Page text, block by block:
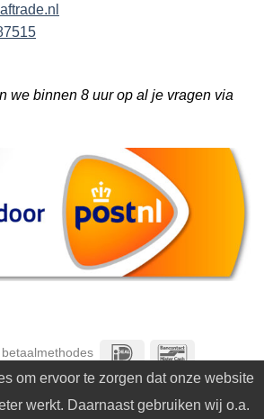
we binnen 8 uur op al je vragen via
IDeal
zaagblad? Bekijk ons assortiment
2026 © De Graaf Trade
om ervoor te zorgen dat onze website
werkt. Daarnaast gebruiken wij o.a.